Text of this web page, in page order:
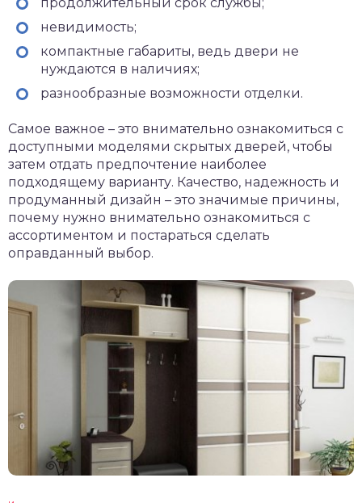
невидимость;
компактные габариты, ведь двери не
нуждаются в наличиях;
разнообразные возможности отделки.
Самое важное – это внимательно ознакомиться с
доступными моделями скрытых дверей, чтобы
затем отдать предпочтение наиболее
подходящему варианту. Качество, надежность и
продуманный дизайн – это значимые причины,
почему нужно внимательно ознакомиться с
ассортиментом и постараться сделать
оправданный выбор.